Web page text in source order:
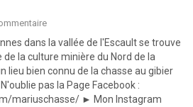
dans la vallée de l'Escault se trouve
de la culture minière du Nord de la
lieu bien connu de la chasse au gibier
pas la Page Facebook :
mariuschasse/ ► Mon Instagram